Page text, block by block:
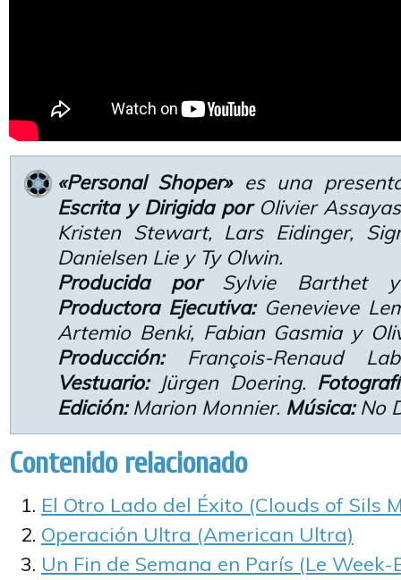
«Personal Shoper»es una
Escrita y Dirigida porOlivier
Kristen Stewart, Lars Eidinger,
Danielsen Lie y Ty Olwin.
Producida porSylvie Barthet y
Productora Ejecutiva:Genevieve
Artemio Benki, Fabian Gasmia y
Producción:François-Renaud
Vestuario:Jürgen Doering.
Edición:Marion Monnier. Música:No
Contenido relacionado
El Otro Lado del Éxito (Clouds of Sils
Operación Ultra (American Ultra)
Un Fin de Semana en París (Le Week-